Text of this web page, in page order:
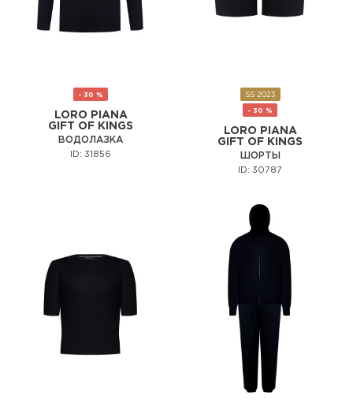
- 30 %
LORO PIANA
GIFT OF KINGS
ВОДОЛАЗКА
ID: 31856
SS 2023
- 30 %
LORO PIANA
GIFT OF KINGS
ШОРТЫ
ID: 30787